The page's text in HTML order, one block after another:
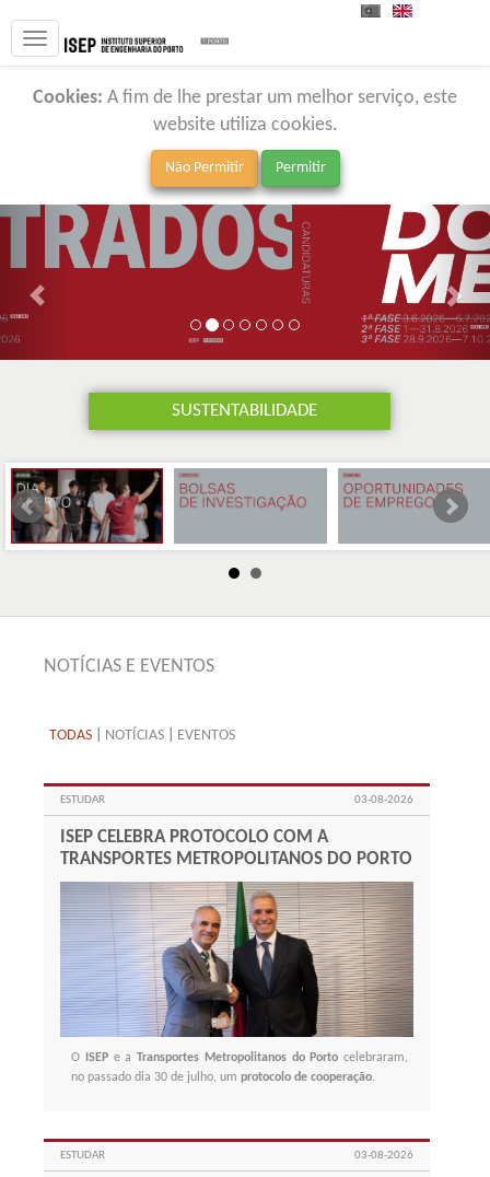
PT
Cookies: A fim de lhe prestar um melhor serviço, este
website utiliza cookies.
SUSTENTABILIDADE
NOTÍCIAS E EVENTOS
TODAS NOTÍCIAS EVENTOS
ESTUDAR 03-08-2026
ISEP CELEBRA PROTOCOLO COM A
TRANSPORTES METROPOLITANOS DO PORTO
O ISEPe a Transportes Metropolitanos do Porto celebraram,
no passado dia 30 de julho, um protocolo de cooperação.
ESTUDAR 03-08-2026